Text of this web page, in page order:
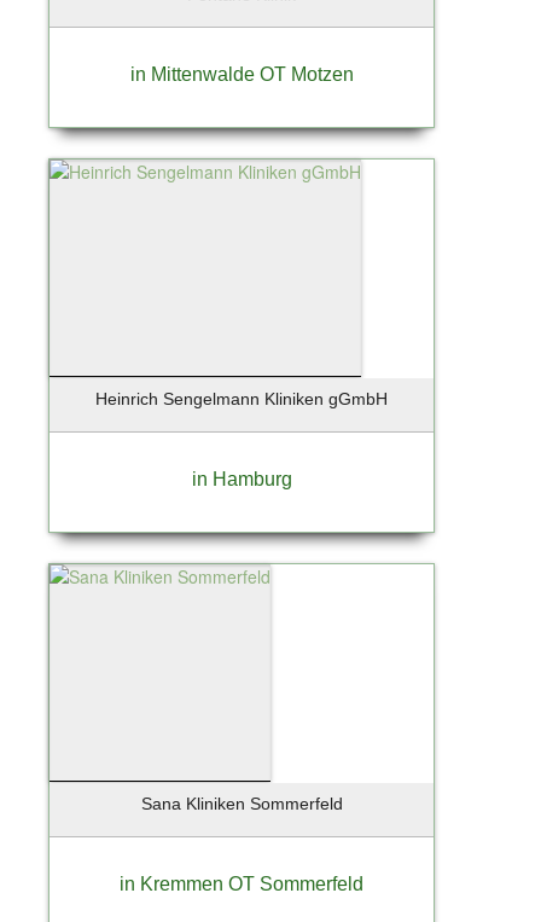
in Mittenwalde OT Motzen
Heinrich Sengelmann Kliniken gGmbH
in Hamburg
Sana Kliniken Sommerfeld
in Kremmen OT Sommerfeld